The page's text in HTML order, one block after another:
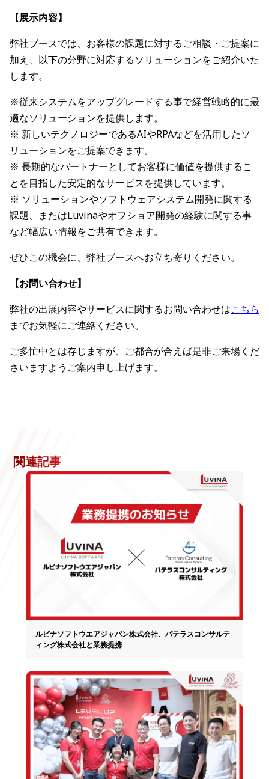
【展示内容】
弊社ブースでは、お客様の課題に対するご相談・ご提案に
加え、以下の分野に対応するソリューションをご紹介いた
します。
※従来システムをアップグレードする事で経営戦略的に最
適なソリューションを提供します。
※ 新しいテクノロジーであるAIやRPAなどを活用したソ
リューションをご提案できます。
※ 長期的なパートナーとしてお客様に価値を提供するこ
とを目指した安定的なサービスを提供しています。
※ ソリューションやソフトウェアシステム開発に関する
課題、またはLuvinaやオフショア開発の経験に関する事
など幅広い情報をご共有できます。
ぜひこの機会に、弊社ブースへお立ち寄りください。
【お問い合わせ】
弊社の出展内容やサービスに関するお問い合わせはこちら
までお気軽にご連絡ください。
ご多忙中とは存じますが、ご都合が合えば是非ご来場くだ
さいますようご案内申し上げます。
関連記事
ルビナソフトウエアジャパン株式会社、パテラスコンサルテ
ィング株式会社と業務提携